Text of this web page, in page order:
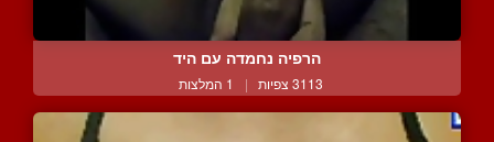
הרפיה נחמדה עם היד
3113 צפיות | 1 המלצות